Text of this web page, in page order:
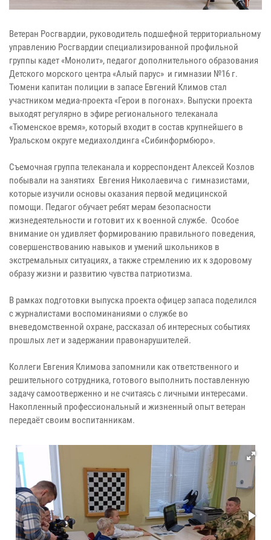
Ветеран Росгвардии, руководитель подшефной территориальному
управлению Росгвардии специализированной профильной
группы кадет «Монолит», педагог дополнительного образования
Детского морского центра «Алый парус» и гимназии №16 г.
Тюмени капитан полиции в запасе Евгений Климов стал
участником медиа-проекта «Герои в погонах». Выпуски проекта
выходят регулярно в эфире регионального телеканала
«Тюменское время», который входит в состав крупнейшего в
Уральском округе медиахолдинга «Сибинформбюро».
Съемочная группа телеканала и корреспондент Алексей Козлов
побывали на занятиях Евгения Николаевича с гимназистами,
которые изучили основы оказания первой медицинской
помощи. Педагог обучает ребят мерам безопасности
жизнедеятельности и готовит их к военной службе. Особое
внимание он удивляет формированию правильного поведения,
совершенствованию навыков и умений школьников в
экстремальных ситуациях, а также стремлению их к здоровому
образу жизни и развитию чувства патриотизма.
В рамках подготовки выпуска проекта офицер запаса поделился
с журналистами воспоминаниями о службе во
вневедомственной охране, рассказал об интересных событиях
прошлых лет и задержании правонарушителей.
Коллеги Евгения Климова запомнили как ответственного и
решительного сотрудника, готового выполнить поставленную
задачу самоотверженно и не считаясь с личными интересами.
Накопленный профессиональный и жизненный опыт ветеран
передаёт своим воспитанникам.